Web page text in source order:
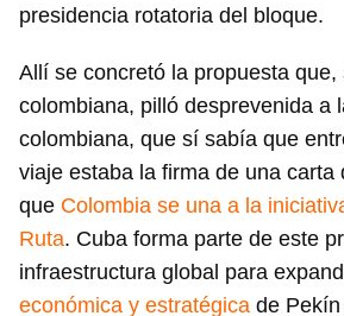
presidencia rotatoria del bloque.
Allí se concretó la propuesta que,
colombiana, pilló desprevenida a
colombiana, que sí sabía que
viaje estaba la firma de una carta
que Colombia se una a la
Ruta. Cuba forma parte de este
infraestructura global para
económica y estratégica de